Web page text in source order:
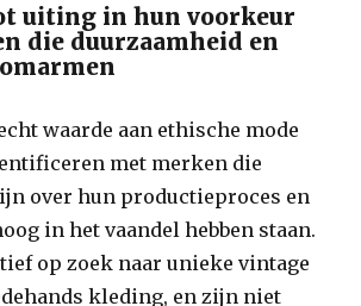
uiting in hun voorkeur
die duurzaamheid en
waarde aan ethische mode
met merken die
over hun productieproces en
in het vaandel hebben staan.
op zoek naar unieke vintage
kleding, en zijn niet